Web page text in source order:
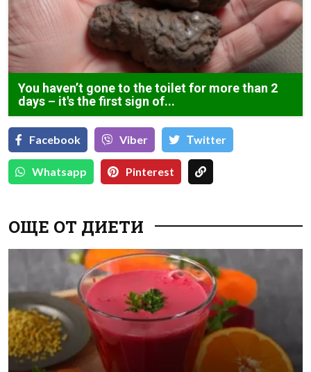
You haven’t gone to the toilet for more than 2
days – it's the first sign of...
Facebook Viber Тwitter
Whatsapp Pinterest
ОЩЕ ОТ ДИЕТИ